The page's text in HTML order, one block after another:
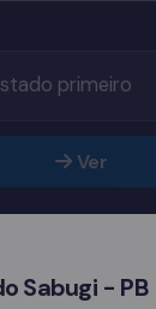
Ver
Sabugi - PB